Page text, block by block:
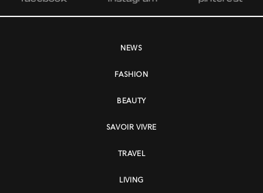
NEWS
FASHION
BEAUTY
SAVOIR VIVRE
TRAVEL
LIVING